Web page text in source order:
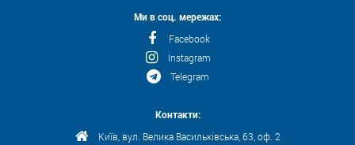
Ми в соц. мережах:
Facebook
Instagram
Telegram
Контакти:
Київ, вул. Велика Васильківська, 63, оф. 2